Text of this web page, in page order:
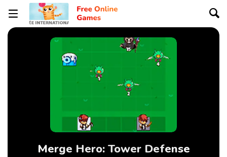
Merge Hero: Tower Defense